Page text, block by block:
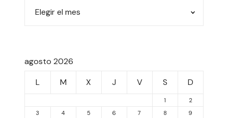
agosto 2026
L
M X J V S D
1
2
3
4 5 6 7 8
9